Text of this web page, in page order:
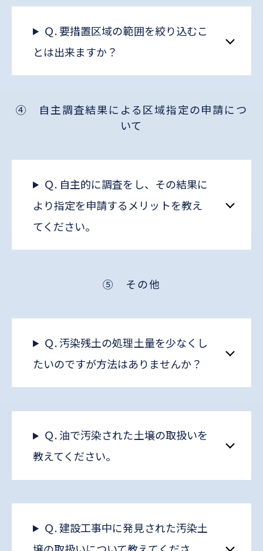
Ｑ. 要措置区域の範囲を絞り込むこ
とは出来ますか？
④ 自主調査結果による区域指定の申請につ
いて
Ｑ. 自主的に調査をし、その結果に
より指定を申請するメリットを教え
てください。
⑤ その他
Ｑ. 汚染残土の処理土量を少なくし
たいのですが方法はありませんか？
Ｑ. 油で汚染された土壌の取扱いを
教えてください。
Ｑ. 建設工事中に発見された汚染土